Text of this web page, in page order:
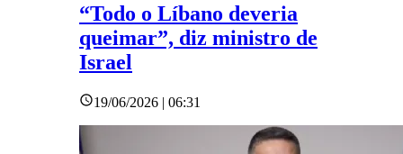
“Todo o Líbano deveria
queimar”, diz ministro de
Israel
19/06/2026 | 06:31